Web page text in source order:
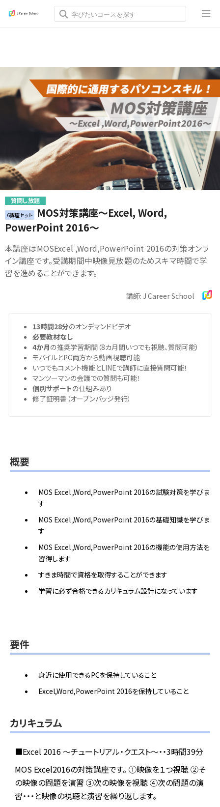
質問し放題
6講座セット
MOS対策講座～Excel, Word,
PowerPoint 2016～
本講座はMOSExcel ,Word,PowerPoint 2016の対策オンラ
イン講座です。受講期間中映像見放題のためスキマ時間で学
習を進めることができます。
講師: J Career School
13時間28分のオンデマンドビデオ
必要教材なし
4か月の推奨学習期間（8カ月間いつでも視聴、質問可能）
モバイルとPC両方から動画視聴可能
いつでもコメント機能とLINEで講師に直接質問可能！
マンツーマンの会議での質問も可能！
個別サポートの仕組みあり
修了証明書（オープンバッジ発行）
概要
MOS Excel ,Word,PowerPoint 2016の試験対策を学びま
す
MOS Excel ,Word,PowerPoint 2016の基礎知識を学びま
す
MOS Excel ,Word,PowerPoint 2016の機能の使用方法を
習得します
すきま時間で資格を取得することができます
学習に必ず合格できるカリキュラム設計になっています
要件
身近に使用できるPCを保持していること
Excel,Word,PowerPoint 2016を保持していること
カリキュラム
■Excel 2016 ～チュートリアル・クエスト～・・3時間39分
MOS Excel2016の対策講座です。 ①映像を１つ視聴②そ
の映像の問題を演習 ③次の映像を視聴④次の問題の演
習・・・と映像の視聴と演習を繰り返します。